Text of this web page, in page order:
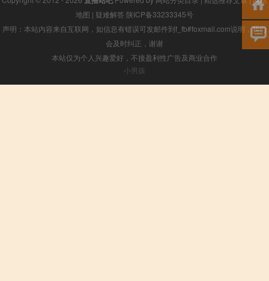
地图 | 疑难解答 陕ICP备33233345号
声明：本站内容来自互联网，如信息有错误可发邮件到f_fb#foxmail.com说明，我们
会及时纠正，谢谢
本站仅为个人兴趣爱好，不接盈利性广告及商业合作
小男孩